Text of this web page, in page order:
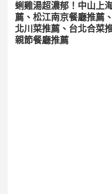
蜊雞湯超濃郁！中山上
薦、松江南京餐廳推薦
北川菜推薦、台北合菜
親節餐廳推薦